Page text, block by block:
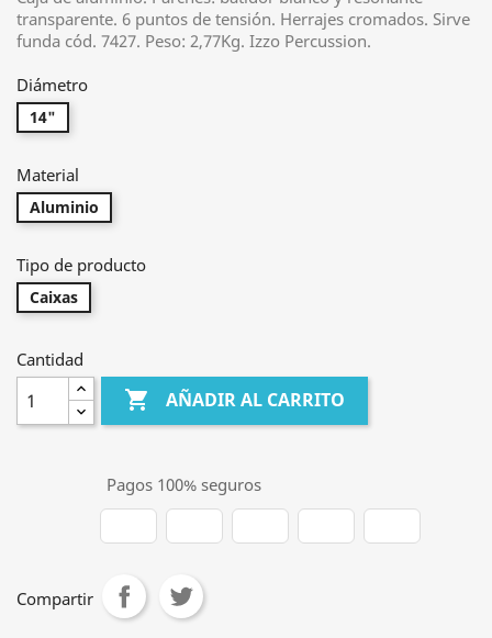
transparente. 6 puntos de tensión. Herrajes cromados. Sirve
funda cód. 7427. Peso: 2,77Kg. Izzo Percussion.
Diámetro
14"
Material
Aluminio
Tipo de producto
Caixas
Cantidad
 AÑADIR AL CARRITO
Pagos 100% seguros
Compartir